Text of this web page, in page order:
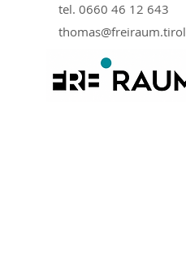
tel. 0660 46 12 643
thomas@freiraum.tirol